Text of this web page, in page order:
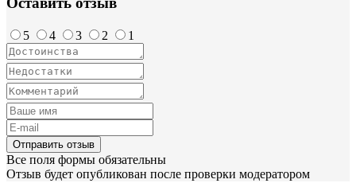
5 4 3 2 1
Отправить отзыв
Все поля формы обязательны
Отзыв будет опубликован после проверки модератором